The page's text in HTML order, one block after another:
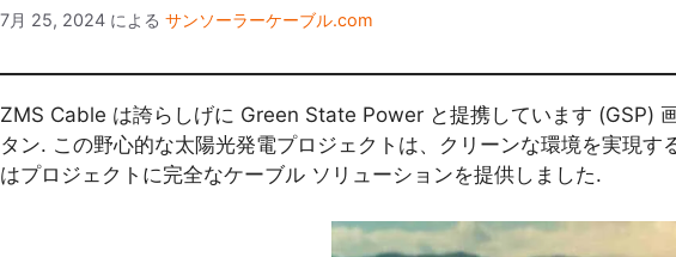
7月 25, 2024 による サンソーラーケーブル.com
ZMS Cable は誇らしげに Green State Power と提携しています (GSP)
タン. この野心的な太陽光発電プロジェクトは、クリーンな環境を実現
はプロジェクトに完全なケーブル ソリューションを提供しました.